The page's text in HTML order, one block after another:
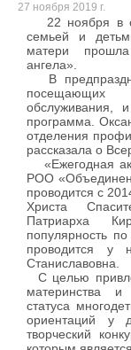
27 ноября 2019 г.
22 ноября в
семьей и
матери
ангела».
В
посещающих
обслуживания,
программа.
отделения
рассказала о
«Ежегодная
РОО
проводится с
Христа
Патриарха
популярность
проводится у
Станиславовна.
С целью
материнства и
статуса
ориентаций у
творческий